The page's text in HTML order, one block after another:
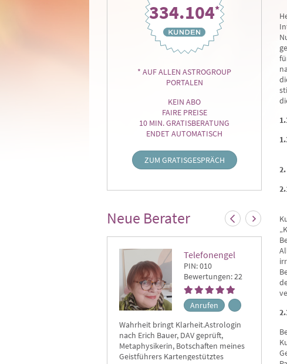
334.104*
* AUF ALLEN ASTROGROUP
PORTALEN
KEIN ABO
FAIRE PREISE
10 MIN. GRATISBERATUNG
ENDET AUTOMATISCH
ZUM GRATISGESPRÄCH
Neue Berater
Telefonengel
PIN: 010
Bewertungen: 22
Anrufen
Wahrheit bringt Klarheit.Astrologin
nach Erich Bauer, DAV geprüft,
Metaphysikerin, Botschaften meines
Geistführers Kartengestütztes
finden